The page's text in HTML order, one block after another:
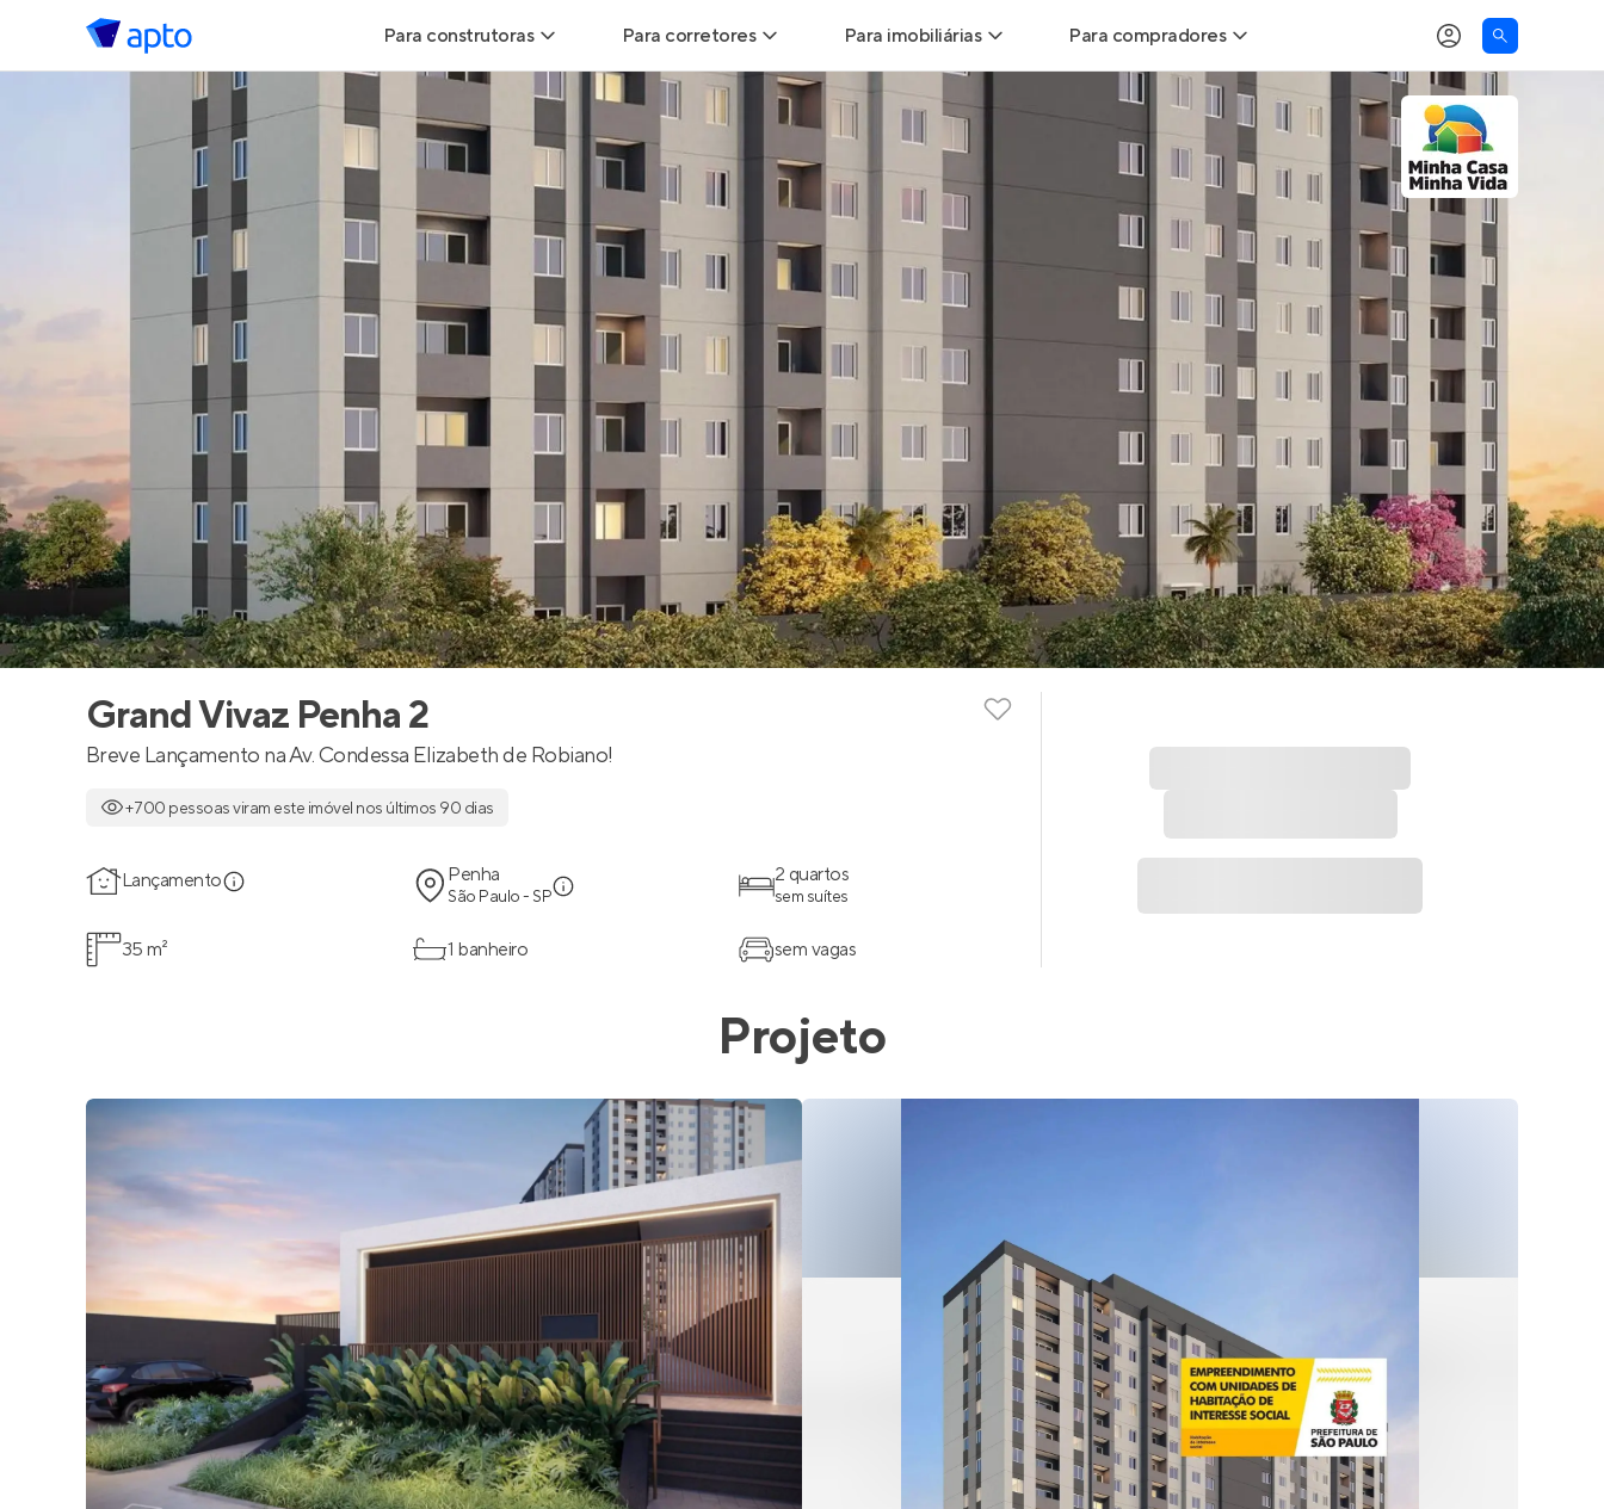
Para construtoras
Geração de Leads
Geração de Visitas
Geração de Vendas
Maiores Construtoras
Parcerias Imobiliárias
Anunciar Imóveis
Para corretores
Leads para Corretores
Corretor+
Parcerias imobiliárias
Hub de Corretores
Perfil Verificado
Anunciar imóveis
Para imobiliárias
Leads para Imobiliárias
Hub de imobiliárias
Anunciar imóveis
Para compradores
Buscar um imóvel novo
Calcule seu Poder de Compra
Comprar x Alugar
Correção do INCC
Simulador de Financiamento
Encontre um corretor
Grand Vivaz Penha 2
Breve Lançamento na Av. Condessa Elizabeth de Robiano!
+700 pessoas viram este imóvel nos últimos 90 dias
Lançamento Penha
São Paulo - SP
2 quartos
sem suítes
35 m² 1 banheiro sem vagas
Projeto